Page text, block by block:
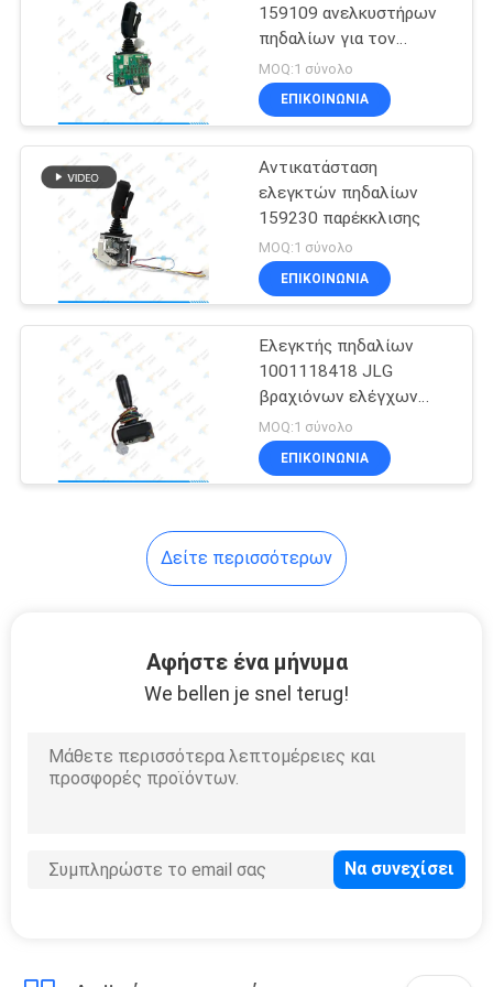
Υδραυλικά μέρη
Drive
Φορτιστής
μπαταριών
ανελκυστήρων
Επαφέας
διακόπτης
159109 ανελκυστήρων
πηδαλίων για τον
ανελκυστήρα 6826
ψαλιδιού παρέκκλισης
6832 7027 9250
MOQ:1 σύνολο
ΕΠΙΚΟΙΝΩΝΊΑ
Αντικατάσταση
ελεγκτών πηδαλίων
159230 παρέκκλισης
MOQ:1 σύνολο
ΕΠΙΚΟΙΝΩΝΊΑ
Ελεγκτής πηδαλίων
1001118418 JLG
βραχιόνων ελέγχων
ανελκυστήρων
MOQ:1 σύνολο
ΕΠΙΚΟΙΝΩΝΊΑ
Δείτε περισσότερων
Αφήστε ένα μήνυμα
We bellen je snel terug!